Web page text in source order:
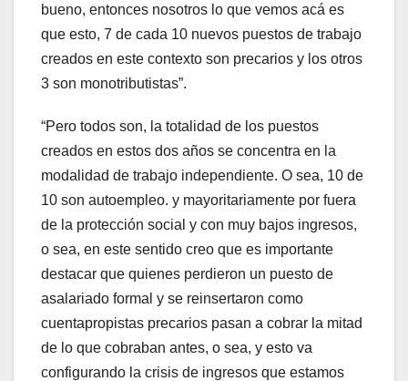
bueno, entonces nosotros lo que vemos acá es
que esto, 7 de cada 10 nuevos puestos de trabajo
creados en este contexto son precarios y los otros
3 son monotributistas”.
“Pero todos son, la totalidad de los puestos
creados en estos dos años se concentra en la
modalidad de trabajo independiente. O sea, 10 de
10 son autoempleo. y mayoritariamente por fuera
de la protección social y con muy bajos ingresos,
o sea, en este sentido creo que es importante
destacar que quienes perdieron un puesto de
asalariado formal y se reinsertaron como
cuentapropistas precarios pasan a cobrar la mitad
de lo que cobraban antes, o sea, y esto va
configurando la crisis de ingresos que estamos